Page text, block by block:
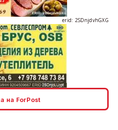
erid: 2SDnjdvhGXG
erid: 2SDnjcLUypt
на ForPost